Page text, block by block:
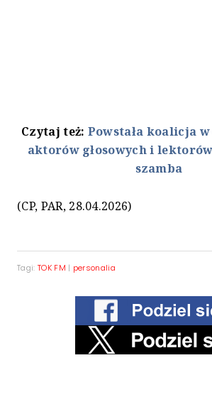
Czytaj też: Powstała koalicja
aktorów głosowych i
szamba
(CP, PAR, 28.04.2026)
Tagi: TOK FM | personalia